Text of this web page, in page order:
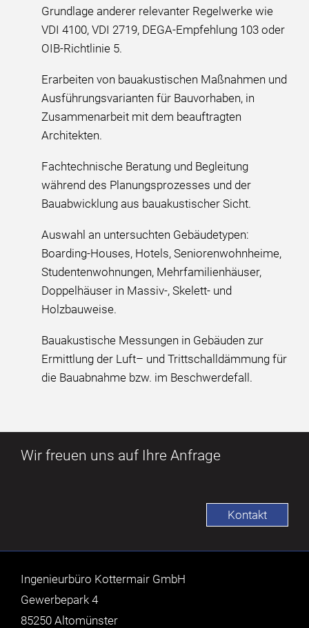
Grundlage anderer relevanter Regelwerke wie
VDI 4100, VDI 2719, DEGA-Empfehlung 103 oder
OIB-Richtlinie 5.
Erarbeiten von bauakustischen Maßnahmen und
Ausführungsvarianten für Bauvorhaben, in
Zusammenarbeit mit dem beauftragten
Architekten.
Fachtechnische Beratung und Begleitung
während des Planungsprozesses und der
Bauabwicklung aus bauakustischer Sicht.
Auswahl an untersuchten Gebäudetypen:
Boarding-Houses, Hotels, Seniorenwohnheime,
Studentenwohnungen, Mehrfamilienhäuser,
Doppelhäuser in Massiv-, Skelett- und
Holzbauweise.
Bauakustische Messungen in Gebäuden zur
Ermittlung der Luft– und Trittschalldämmung für
die Bauabnahme bzw. im Beschwerdefall.
Wir freuen uns auf Ihre Anfrage
Kontakt
Ingenieurbüro Kottermair GmbH
Gewerbepark 4
85250 Altomünster